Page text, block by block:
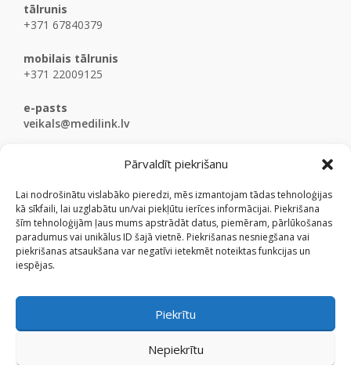
Pārvaldīt piekrišanu
Lai nodrošinātu vislabāko pieredzi, mēs izmantojam tādas tehnoloģijas
kā sīkfaili, lai uzglabātu un/vai piekļūtu ierīces informācijai. Piekrišana
šīm tehnoloģijām ļaus mums apstrādāt datus, piemēram, pārlūkošanas
paradumus vai unikālus ID šajā vietnē. Piekrišanas nesniegšana vai
piekrišanas atsaukšana var negatīvi ietekmēt noteiktas funkcijas un
iespējas.
Piekrītu
Nepiekrītu
tālrunis
+371 67840379
mobilais tālrunis
+371 22009125
e-pasts
veikals@medilink.lv